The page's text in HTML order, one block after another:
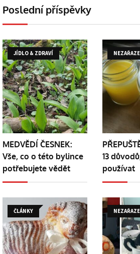
Poslední příspěvky
JÍDLO & ZDRAVÍ
MEDVĚDÍ ČESNEK:
Vše, co o této bylince
potřebujete vědět
13
používat
ČLÁNKY